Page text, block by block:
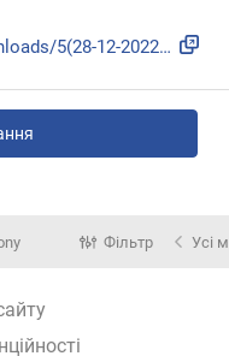
https://www.tagaharmony.com/downloads/5(28-12-2022)_Passive...
Фільтр Усі